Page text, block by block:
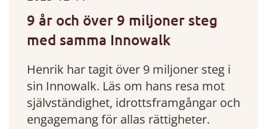
9 år och över 9 miljoner steg
med samma Innowalk
Henrik har tagit över 9 miljoner steg i
sin Innowalk. Läs om hans resa mot
självständighet, idrottsframgångar och
engagemang för allas rättigheter.